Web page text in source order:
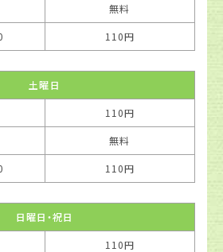
無料
110円
土曜日
110円
無料
110円
日曜日・祝日
110円